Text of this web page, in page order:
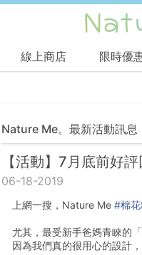
線上商店 限時優
Nature Me。最新活動訊息
【活動】7月底前好
06-18-2019
上網一搜，Nature Me #棉
尤其，最受新手爸媽青睞的
因為我們真的很用心的設計